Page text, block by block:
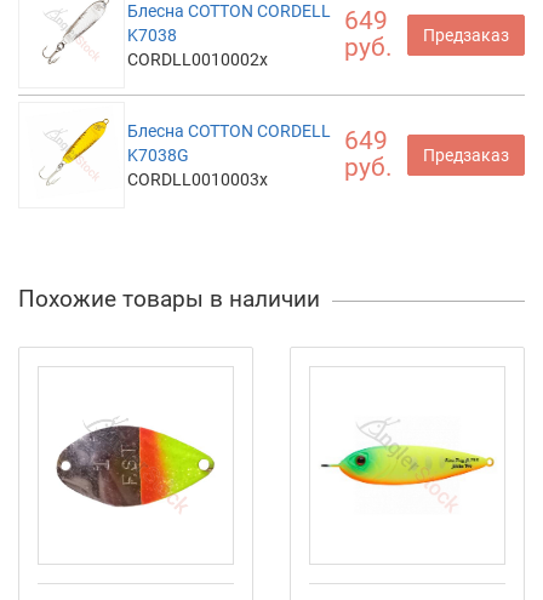
Блесна COTTON CORDELL
K7038
CORDLL0010002x
649
руб.
Предзаказ
Блесна COTTON CORDELL
K7038G
CORDLL0010003x
649
руб.
Предзаказ
Похожие товары в наличии